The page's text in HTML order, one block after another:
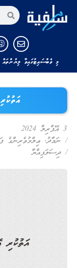
މި ވެބްސައިޓުގައިވާ
3 އޭޕްރިލް 2024
/ ނަމާދު, ޢިލްމުވެރިންގެ
/ ދިސަލަފިއްޔާ